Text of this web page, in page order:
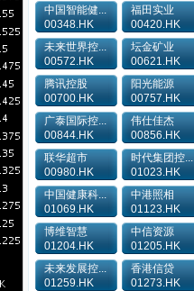
中国智能健...
00348.HK
福田实业
00420.HK
未来世界控...
00572.HK
坛金矿业
00621.HK
腾讯控股
00700.HK
阳光能源
00757.HK
广泰国际控...
00844.HK
伟仕佳杰
00856.HK
联华超市
00980.HK
时代集团控...
01023.HK
中国健康科...
01069.HK
中港照相
01123.HK
博维智慧
01204.HK
中信资源
01205.HK
未来发展控...
01259.HK
香港信贷
01273.HK